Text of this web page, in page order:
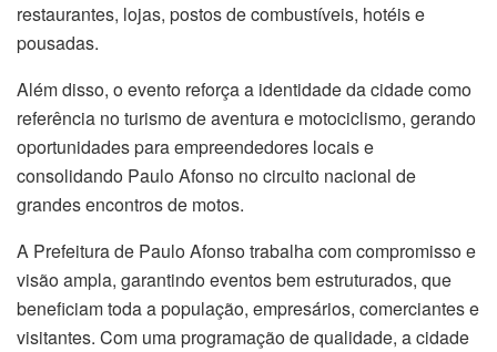
restaurantes, lojas, postos de combustíveis, hotéis e
pousadas.
Além disso, o evento reforça a identidade da cidade como
referência no turismo de aventura e motociclismo, gerando
oportunidades para empreendedores locais e
consolidando Paulo Afonso no circuito nacional de
grandes encontros de motos.
A Prefeitura de Paulo Afonso trabalha com compromisso e
visão ampla, garantindo eventos bem estruturados, que
beneficiam toda a população, empresários, comerciantes e
visitantes. Com uma programação de qualidade, a cidade